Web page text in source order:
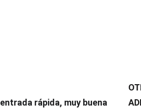
rápida, muy buena